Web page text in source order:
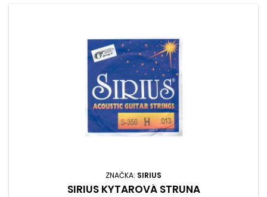
ZNAČKA: SIRIUS
SIRIUS KYTAROVÁ STRUNA